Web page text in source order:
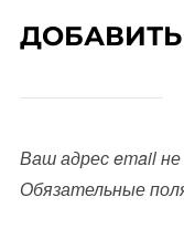
Ваш адрес email
Обязательные